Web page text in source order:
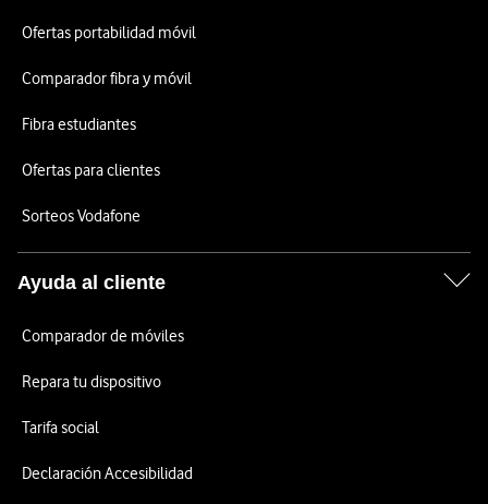
Ofertas portabilidad móvil
Comparador fibra y móvil
Fibra estudiantes
Ofertas para clientes
Sorteos Vodafone
Ayuda al cliente
Comparador de móviles
Repara tu dispositivo
Tarifa social
Declaración Accesibilidad